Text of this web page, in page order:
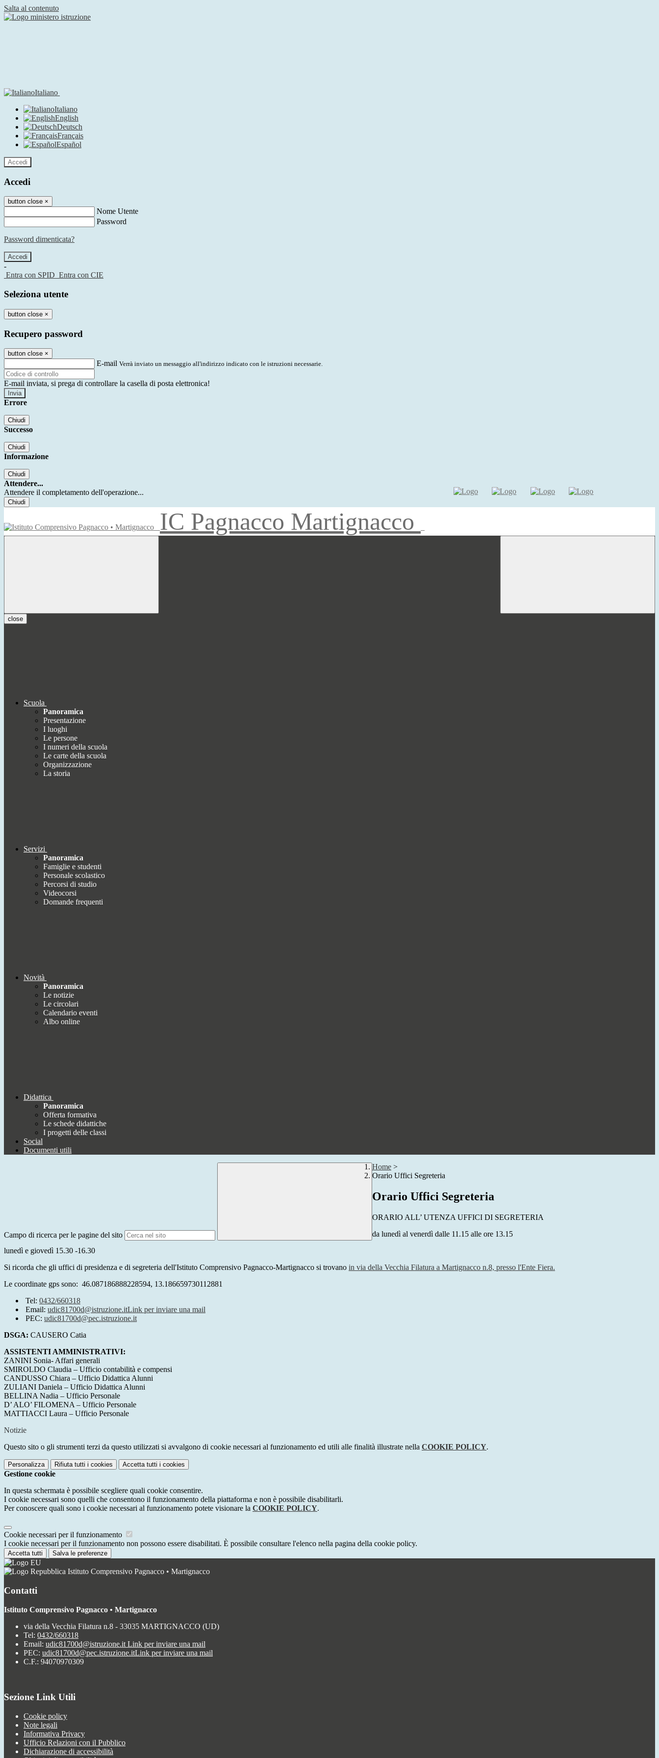
Salta al contenuto
Italiano
Italiano
English
Deutsch
Français
Español
Accedi
Accedi
button close ×
Nome Utente
Password
Password dimenticata?
-
Entra con SPID Entra con CIE
Seleziona utente
button close ×
Recupero password
button close ×
E-mail Verrà inviato un messaggio all'indirizzo indicato con le istruzioni necessarie.
E-mail inviata, si prega di controllare la casella di posta elettronica!
Errore
Chiudi
Successo
Chiudi
Informazione
Chiudi
Attendere...
Attendere il completamento dell'operazione...
Chiudi
IC Pagnacco Martignacco
close
Scuola
Panoramica
Presentazione
I luoghi
Le persone
I numeri della scuola
Le carte della scuola
Organizzazione
La storia
Servizi
Panoramica
Famiglie e studenti
Personale scolastico
Percorsi di studio
Videocorsi
Domande frequenti
Novità
Panoramica
Le notizie
Le circolari
Calendario eventi
Albo online
Didattica
Panoramica
Offerta formativa
Le schede didattiche
I progetti delle classi
Social
Documenti utili
Campo di ricerca per le pagine del sito
Home >
Orario Uffici Segreteria
Orario Uffici Segreteria
ORARIO ALL’ UTENZA UFFICI DI SEGRETERIA
da lunedì al venerdì dalle 11.15 alle ore 13.15
lunedì e giovedì 15.30 -16.30
Si ricorda che gli uffici di presidenza e di segreteria dell'Istituto Comprensivo Pagnacco-Martignacco si trovano in via della Vecchia Filatura a Martignacco n.8, presso l'Ente Fiera.
Le coordinate gps sono: 46.087186888228594, 13.186659730112881
Tel: 0432/660318
Email: udic81700d@istruzione.itLink per inviare una mail
PEC: udic81700d@pec.istruzione.it
DSGA: CAUSERO Catia
ASSISTENTI AMMINISTRATIVI:
ZANINI Sonia- Affari generali
SMIROLDO Claudia – Ufficio contabilità e compensi
CANDUSSO Chiara – Ufficio Didattica Alunni
ZULIANI Daniela – Ufficio Didattica Alunni
BELLINA Nadia – Ufficio Personale
D’ ALO’ FILOMENA – Ufficio Personale
MATTIACCI Laura – Ufficio Personale
Notizie
Questo sito o gli strumenti terzi da questo utilizzati si avvalgono di cookie necessari al funzionamento ed utili alle finalità illustrate nella COOKIE POLICY.
Personalizza Rifiuta tutti i cookies Accetta tutti i cookies
Gestione cookie
In questa schermata è possibile scegliere quali cookie consentire.
I cookie necessari sono quelli che consentono il funzionamento della piattaforma e non è possibile disabilitarli.
Per conoscere quali sono i cookie necessari al funzionamento potete visionare la COOKIE POLICY.
Cookie necessari per il funzionamento
I cookie necessari per il funzionamento non possono essere disabilitati. È possibile consultare l'elenco nella pagina della cookie policy.
Accetta tutti Salva le preferenze
Istituto Comprensivo Pagnacco • Martignacco
Contatti
Istituto Comprensivo Pagnacco • Martignacco
via della Vecchia Filatura n.8 - 33035 MARTIGNACCO (UD)
Tel: 0432/660318
Email: udic81700d@istruzione.it Link per inviare una mail
PEC: udic81700d@pec.istruzione.itLink per inviare una mail
C.F.: 94070970309
Sezione Link Utili
Cookie policy
Note legali
Informativa Privacy
Ufficio Relazioni con il Pubblico
Dichiarazione di accessibilità